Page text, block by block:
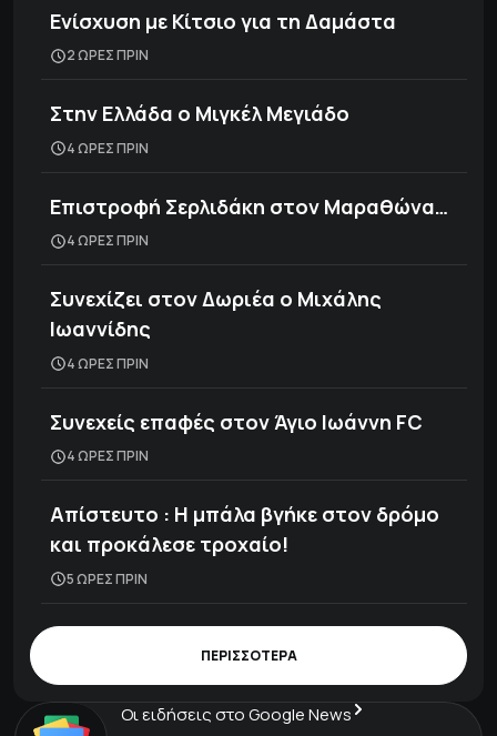
Ενίσχυση με Κίτσιο για τη Δαμάστα
2 ΩΡΕΣ ΠΡΙΝ
Στην Ελλάδα ο Μιγκέλ Μεγιάδο
4 ΩΡΕΣ ΠΡΙΝ
Επιστροφή Σερλιδάκη στον Μαραθώνα…
4 ΩΡΕΣ ΠΡΙΝ
Συνεχίζει στον Δωριέα ο Μιχάλης
Ιωαννίδης
4 ΩΡΕΣ ΠΡΙΝ
Συνεχείς επαφές στον Άγιο Ιωάννη FC
4 ΩΡΕΣ ΠΡΙΝ
Απίστευτο : Η μπάλα βγήκε στον δρόμο
και προκάλεσε τροχαίο!
5 ΩΡΕΣ ΠΡΙΝ
ΠΕΡΙΣΣΟΤΕΡΑ
Οι ειδήσεις στο Google News